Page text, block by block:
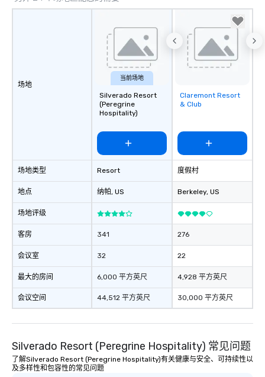
场地
场地类型
地点
场地评级
客房
会议室
最大的房间
会议空间
当前场地
Silverado Resort
(Peregrine
Hospitality)
Resort
纳帕, US
341
32
6,000 平方英尺
44,512 平方英尺
Removed from
favorites
Claremont Resort
& Club
度假村
Berkeley, US
276
22
4,928 平方英尺
30,000 平方英尺
Silverado Resort (Peregrine Hospitality) 常见问题
了解Silverado Resort (Peregrine Hospitality)有关健康与安全、可持续性以
及多样性和包容性的常见问题